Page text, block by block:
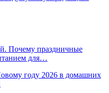
Почему праздничные
для…
году 2026 в домашних